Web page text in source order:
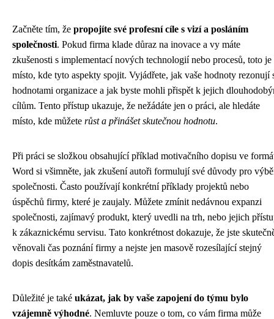
Začněte tím, že propojíte své profesní cíle s vizí a posláním
společnosti. Pokud firma klade důraz na inovace a vy máte
zkušenosti s implementací nových technologií nebo procesů, toto je
místo, kde tyto aspekty spojit. Vyjádřete, jak vaše hodnoty rezonují
hodnotami organizace a jak byste mohli přispět k jejich
cílům. Tento přístup ukazuje, že nežádáte jen o práci, ale hledáte
místo, kde můžete růst a přinášet skutečnou hodnotu.
Při práci se složkou obsahující příklad motivačního dopisu ve
Word si všimněte, jak zkušení autoři formulují své důvody pro
společnosti. Často používají konkrétní příklady projektů nebo
úspěchů firmy, které je zaujaly. Můžete zmínit nedávnou expanzi
společnosti, zajímavý produkt, který uvedli na trh, nebo jejich
k zákaznickému servisu. Tato konkrétnost dokazuje, že jste
věnovali čas poznání firmy a nejste jen masově rozesílající stejný
dopis desítkám zaměstnavatelů.
Důležité je také ukázat, jak by vaše zapojení do týmu bylo
vzájemně výhodné. Nemluvte pouze o tom, co vám firma může